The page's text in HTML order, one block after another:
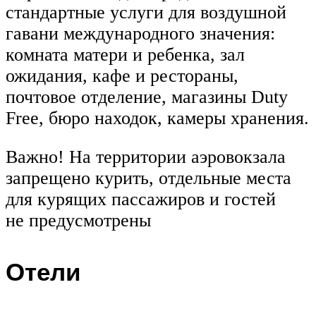
стандартные услуги для воздушной
гавани международного значения:
комната матери и ребенка, зал
ожидания, кафе и рестораны,
почтовое отделение, магазины Duty
Free, бюро находок, камеры хранения.
Важно! На территории аэровокзала
запрещено курить, отдельные места
для курящих пассажиров и гостей
не предусмотрены
Отели